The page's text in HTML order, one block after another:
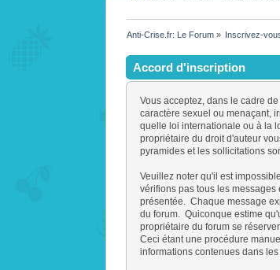
Anti-Crise.fr: Le Forum» Inscrivez-
Accord d'inscription
Vous acceptez, dans le cadre
caractère sexuel ou menaçant,
quelle loi internationale ou à la
propriétaire du droit d'auteur
pyramides et les sollicitations
Veuillez noter qu'il est
vérifions pas tous les
présentée. Chaque message
du forum. Quiconque estime
propriétaire du forum se
Ceci étant une procédure
informations contenues dans